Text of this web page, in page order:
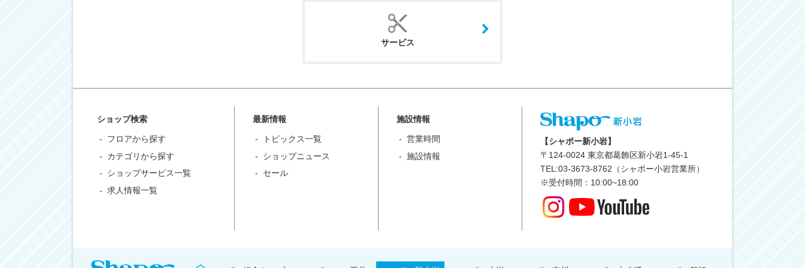
サービス
ショップ検索
フロアから探す
カテゴリから探す
ショップサービス一覧
求人情報一覧
最新情報
トピックス一覧
ショップニュース
セール
施設情報
営業時間
施設情報
【シャポー新小岩】
〒 124-0024 東京都葛飾区新小岩1-45-1
TEL:03-3673-8762（シャポー小岩営業所）
※受付時間：10:00~18:00